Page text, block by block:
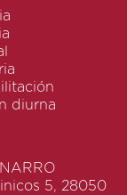
diurna
5, 28050